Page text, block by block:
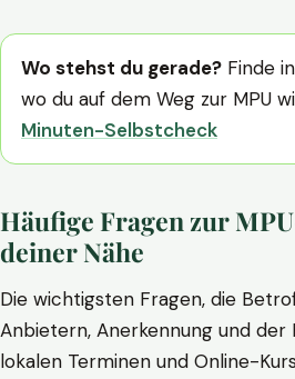
Wo stehst du gerade? Finde
wo du auf dem Weg zur MPU
Minuten-Selbstcheck
Häufige Fragen zur
deiner Nähe
Die wichtigsten Fragen, die
Anbietern, Anerkennung und der
lokalen Terminen und Online-